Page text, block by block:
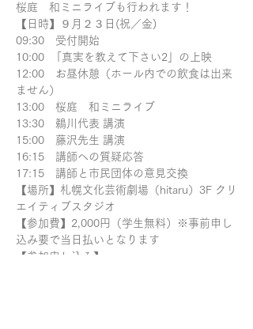
桜庭　和ミニライブも行われます！
【日時】９月２３日(祝／金)
09:30　受付開始
10:00  「真実を教えて下さい2」の上映
12:00　お昼休憩（ホール内での飲食は出来
ません）
13:00　桜庭　和ミニライブ
13:30　鵜川代表 講演
15:00　藤沢先生 講演
16:15　講師への質疑応答
17:15　講師と市民団体の意見交換
【場所】札幌文化芸術劇場（hitaru）3F クリ
エイティブスタジオ
【参加費】2,000円（学生無料）※事前申し
込み要で当日払いとなります
【参加申し込み】